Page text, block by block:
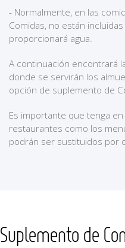
- Normalmente, en las
Comidas, no están
proporcionará agua.
A continuación encontrará
donde se servirán los
opción de suplemento de
Es importante que tenga
restaurantes como los
podrán ser sustituidos por
Suplemento de